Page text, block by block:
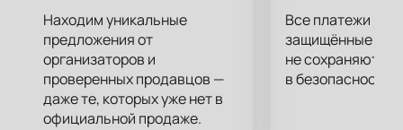
Находим уникальные
предложения от
организаторов и
проверенных продавцов —
даже те, которых уже нет в
официальной продаже.
Все платежи
защищённые
не сохраняются
в безопасности.